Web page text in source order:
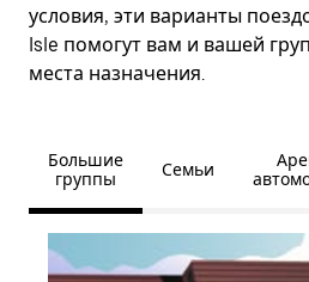
условия, эти варианты
Isle помогут вам и вашей
места назначения.
Большие
группы
Семьи